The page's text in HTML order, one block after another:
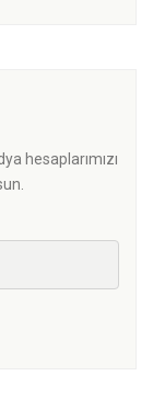
hesaplarımızı